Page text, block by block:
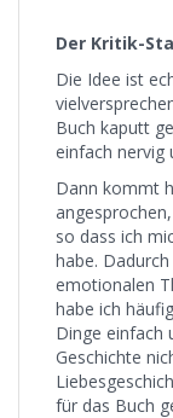
Der Kritik-
Die Idee ist
Buch kaputt
einfach nervig
Dann kommt
so dass ich
habe.
emotionalen
habe ich
Dinge einfach
Geschichte
für das Buch